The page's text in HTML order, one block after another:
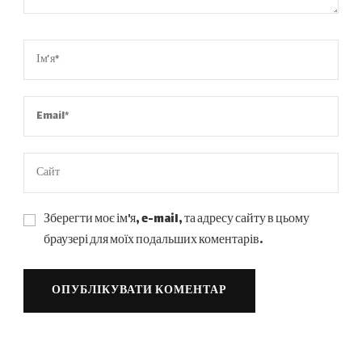
Зберегти моє ім'я, e-mail, та адресу сайту в цьому
браузері для моїх подальших коментарів.